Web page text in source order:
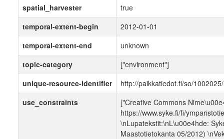
spatial_harvester
true
temporal-extent-begin
2012-01-01
temporal-extent-end
unknown
topic-category
["environment"]
unique-resource-identifier
http://paikkatiedot.fi/so/
use_constraints
["Creative Commons
https://www.syke.fi/fi/
\nLupatekstit:\nL\u00e4hde:
Maastotietokanta 05/2012)